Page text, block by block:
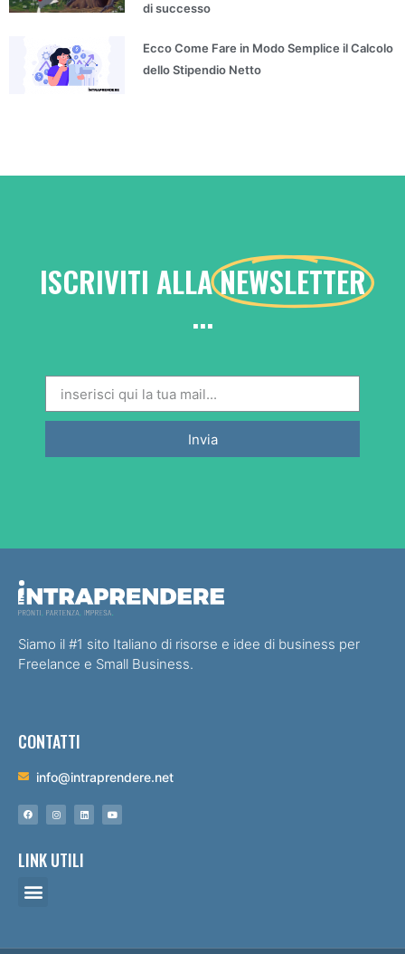
di successo
Ecco Come Fare in Modo Semplice il Calcolo
dello Stipendio Netto
ISCRIVITI ALLANEWSLETTER
...
Invia
Siamo il #1 sito Italiano di risorse e idee di business per
Freelance e Small Business.
CONTATTI
info@intraprendere.net
LINK UTILI